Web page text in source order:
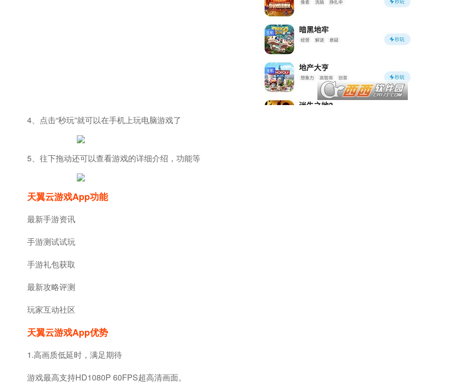
4、点击“秒玩”就可以在手机上玩电脑游戏了
5、往下拖动还可以查看游戏的详细介绍，功能等
天翼云游戏app功能
最新手游资讯
手游测试试玩
手游礼包获取
最新攻略评测
玩家互动社区
天翼云游戏app优势
1.高画质低延时，满足期待
游戏最高支持HD1080P 60FPS超高清画面。